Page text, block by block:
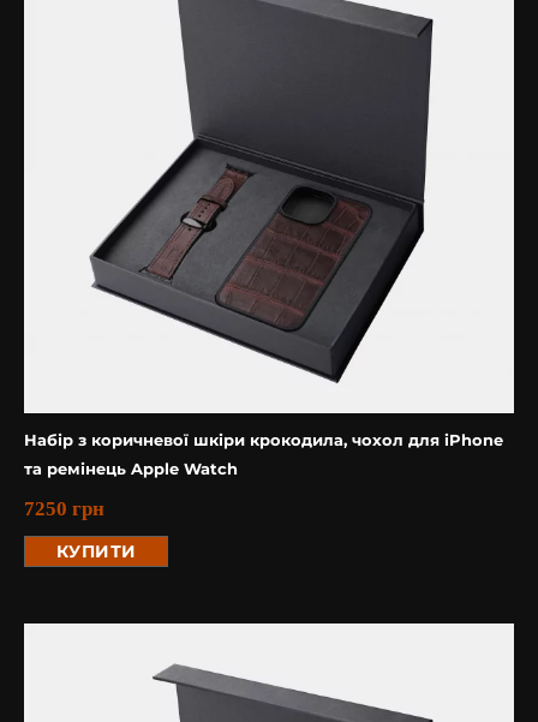
Набір з коричневої шкіри крокодила, чохол для iPhone
та ремінець Apple Watch
7250 грн
КУПИТИ